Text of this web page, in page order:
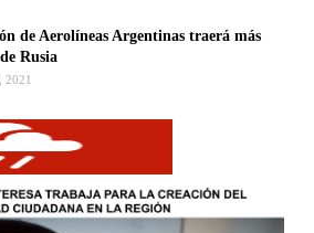
de Aerolíneas Argentinas traerá más
Rusia
2021